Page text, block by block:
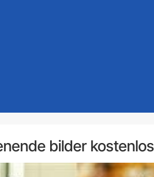
bilder kostenlos